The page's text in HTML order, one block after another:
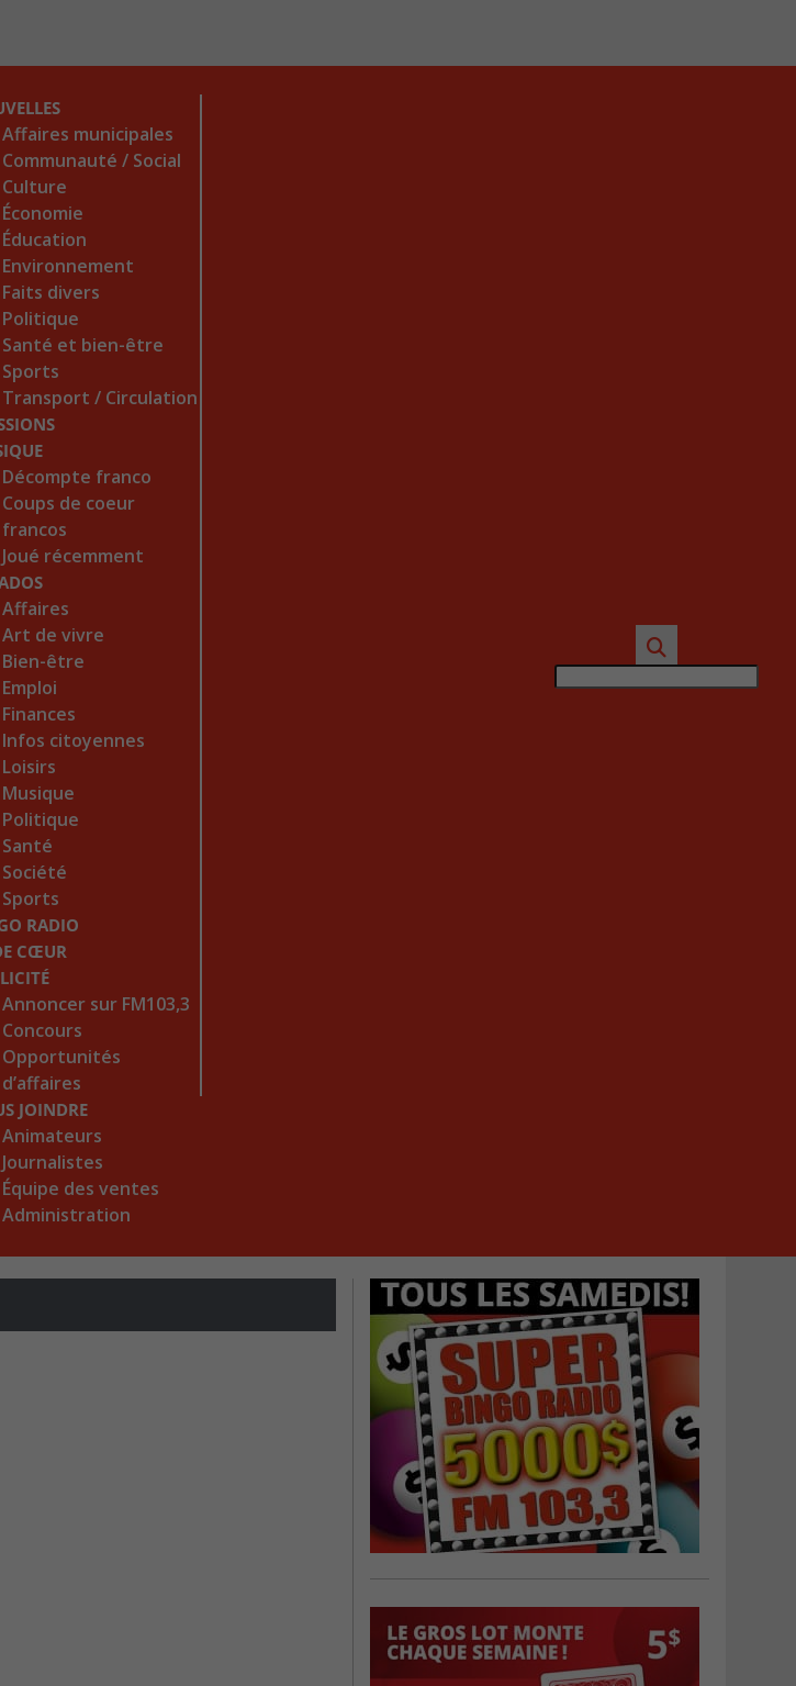
Affaires municipales
Communauté / Social
Culture
Économie
Éducation
Environnement
Faits divers
Politique
Santé et bien-être
Sports
Transport / Circulation
Décompte franco
Coups de coeur
francos
Joué récemment
Affaires
Art de vivre
Bien-être
Emploi
Finances
Infos citoyennes
Loisirs
Musique
Politique
Santé
Société
Sports
RADIO
CŒUR
Annoncer sur FM103,3
Concours
Opportunités
d’affaires
JOINDRE
Animateurs
Journalistes
Équipe des ventes
Administration